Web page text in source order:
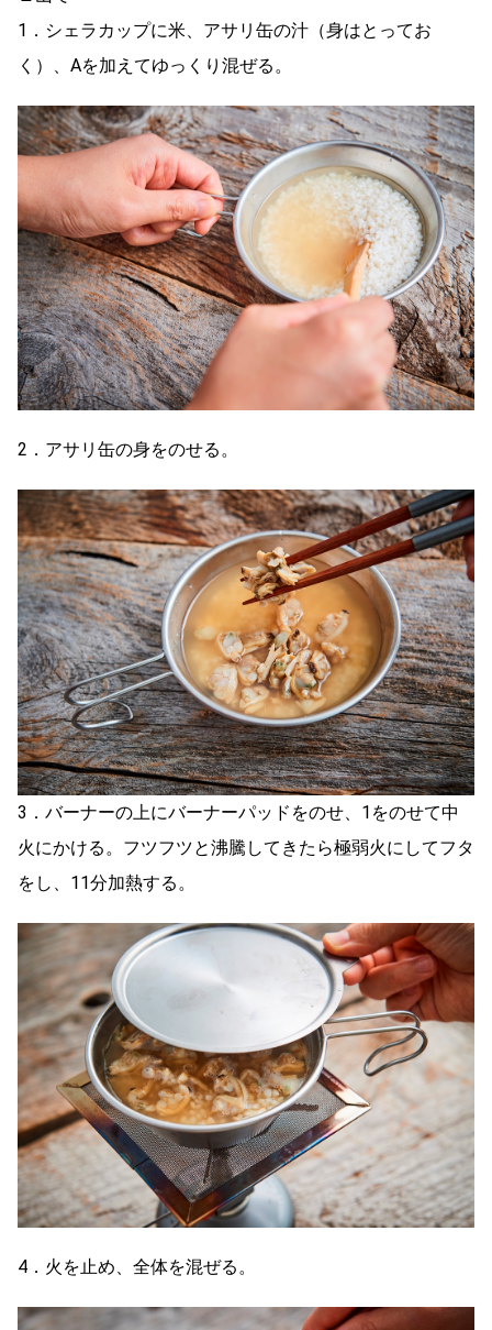
1．シェラカップに米、アサリ缶の汁（身はとってお
く）、Aを加えてゆっくり混ぜる。
2．アサリ缶の身をのせる。
3．バーナーの上にバーナーパッドをのせ、1をのせて中
火にかける。フツフツと沸騰してきたら極弱火にしてフタ
をし、11分加熱する。
4．火を止め、全体を混ぜる。